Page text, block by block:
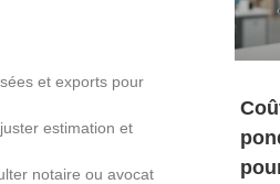
et exports pour
estimation et
notaire ou avocat